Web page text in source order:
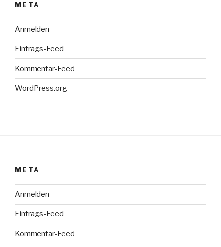
META
Anmelden
Eintrags-Feed
Kommentar-Feed
WordPress.org
META
Anmelden
Eintrags-Feed
Kommentar-Feed